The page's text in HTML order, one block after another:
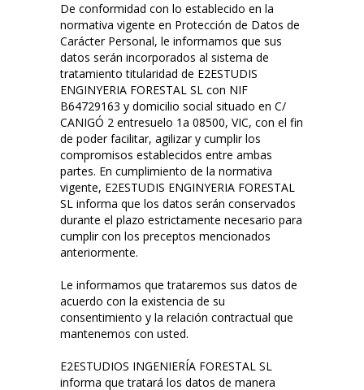
De conformidad con lo establecido en la
normativa vigente en Protección de Datos de
Carácter Personal, le informamos que sus
datos serán incorporados al sistema de
tratamiento titularidad de E2ESTUDIS
ENGINYERIA FORESTAL SL con NIF
B64729163 y domicilio social situado en C/
CANIGÓ 2 entresuelo 1a 08500, VIC, con el fin
de poder facilitar, agilizar y cumplir los
compromisos establecidos entre ambas
partes. En cumplimiento de la normativa
vigente, E2ESTUDIS ENGINYERIA FORESTAL
SL informa que los datos serán conservados
durante el plazo estrictamente necesario para
cumplir con los preceptos mencionados
anteriormente.
Le informamos que trataremos sus datos de
acuerdo con la existencia de su
consentimiento y la relación contractual que
mantenemos con usted.
E2ESTUDIOS INGENIERÍA FORESTAL SL
informa que tratará los datos de manera